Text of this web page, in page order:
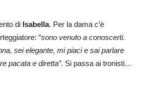
di Isabella. Per la dama c’è
“sono venuto a conoscerti.
sei elegante, mi piaci e sai parlare
pacata e diretta”. Si passa ai tronisti…